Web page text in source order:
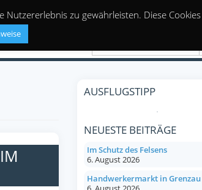
AUSFLUGSTIPP
NEUESTE BEITRÄGE
Im Schutz des Felsens
6. August 2026
Handwerkermarkt in Grenzau
zu gewährleisten. Diese